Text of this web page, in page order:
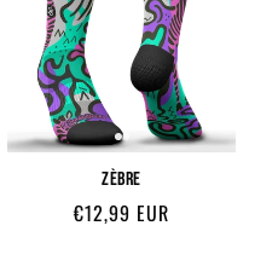
ZÈBRE
Prix
€12,99 EUR